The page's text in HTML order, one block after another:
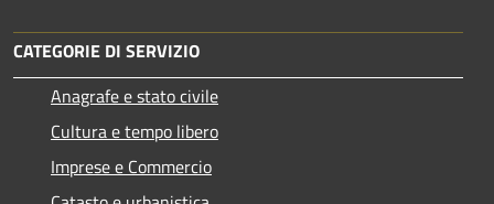
CATEGORIE DI SERVIZIO
Anagrafe e stato civile
Cultura e tempo libero
Imprese e Commercio